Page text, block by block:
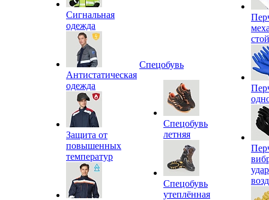
Сигнальная
одежда
Антистатическая
одежда
Защита от
повышенных
температур
Спецобувь
Спецобувь
летняя
Спецобувь
утеплённая